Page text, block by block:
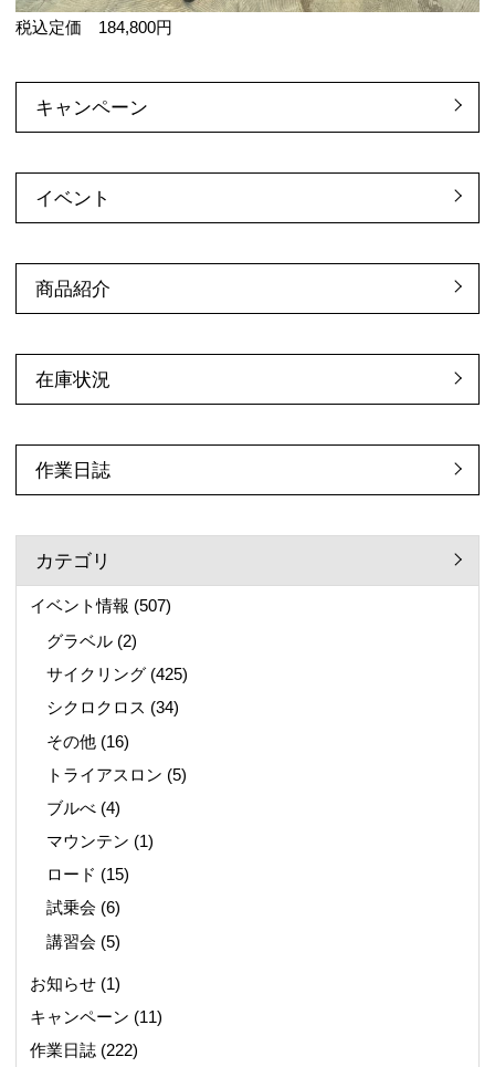
税込定価 184,800円
キャンペーン
イベント
商品紹介
在庫状況
作業日誌
カテゴリ
イベント情報 (507)
グラベル (2)
サイクリング (425)
シクロクロス (34)
その他 (16)
トライアスロン (5)
ブルべ (4)
マウンテン (1)
ロード (15)
試乗会 (6)
講習会 (5)
お知らせ(1)
キャンペーン (11)
作業日誌(222)